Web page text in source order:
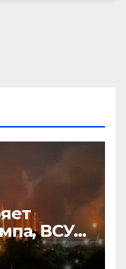
ВСУ